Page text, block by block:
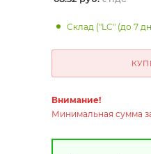
Склад ("LC" (до 7
Внимание!
Минимальная сумма